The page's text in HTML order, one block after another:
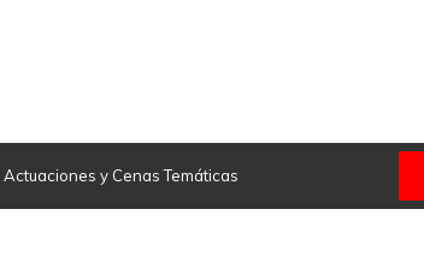
Actuaciones y Cenas Temáticas